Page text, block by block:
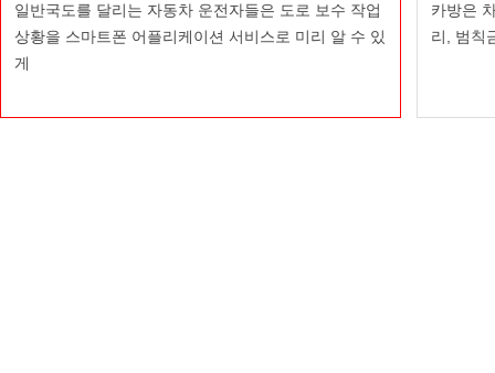
일반국도를 달리는 자동차 운전자들은 도로 보수 작업
상황을 스마트폰 어플리케이션 서비스로 미리 알 수 있
게
카방은
리, 범칙